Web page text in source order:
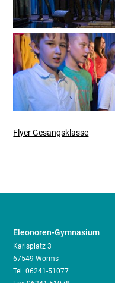
Flyer Gesangsklasse
Eleonoren-Gymnasium
Karlsplatz 3
67549 Worms
Tel.06241-51077